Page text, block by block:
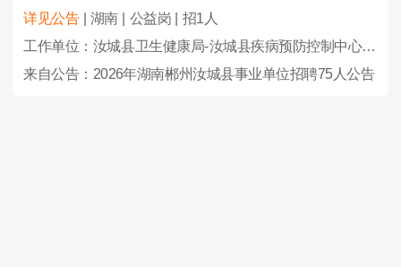
详见公告
| 湖南 | 公益岗 | 招1人
工作单位：汝城县卫生健康局-汝城县疾病预防控制中心（汝城县卫生综合监督执法局）
来自公告：2026年湖南郴州汝城县事业单位招聘75人公告